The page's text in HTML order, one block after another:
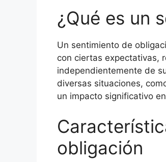
¿Qué es un
Un sentimiento de
con ciertas expectativas,
independientemente de
diversas situaciones,
un impacto significativo
obligación